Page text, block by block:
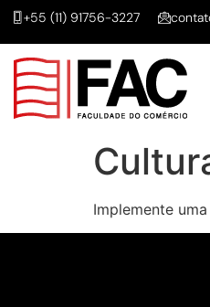
+55 (11) 91756-3227
Implemente